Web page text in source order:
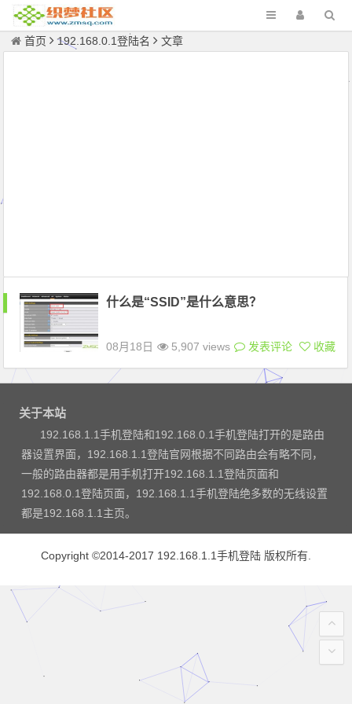
首页 192.168.0.1登陆名 文章
什么是“SSID”是什么意思？
08月18日 5,907 views 发表评论 收藏
关于本站
192.168.1.1手机登陆和192.168.0.1手机登陆打开的是路由
器设置界面，192.168.1.1登陆官网根据不同路由会有略不同，
一般的路由器都是用手机打开192.168.1.1登陆页面和
192.168.0.1登陆页面，192.168.1.1手机登陆绝多数的无线设置
都是192.168.1.1主页。
Copyright ©2014-2017 192.168.1.1手机登陆 版权所有.